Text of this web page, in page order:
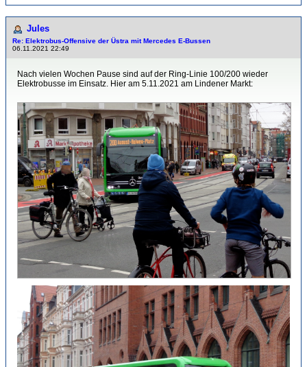
Jules
Re: Elektrobus-Offensive der Üstra mit Mercedes E-Bussen
06.11.2021 22:49
Nach vielen Wochen Pause sind auf der Ring-Linie 100/200 wieder
Elektrobusse im Einsatz. Hier am 5.11.2021 am Lindener Markt: